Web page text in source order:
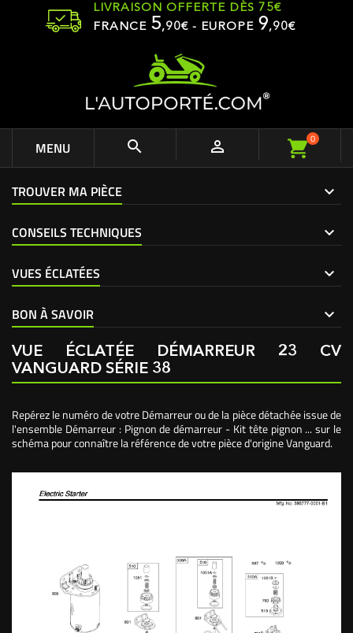
LIVRAISON OFFERTE DÈS 75€
FRANCE 5,90€ - EUROPE 9,90€
MENU   0
TROUVER MA PIÈCE
CONSEILS TECHNIQUES
VUES ÉCLATÉES
BON À SAVOIR
VUE ÉCLATÉE DÉMARREUR 23 CV
VANGUARD SÉRIE 38
Repérez le numéro de votre Démarreur ou de la pièce détachée issue de
l'ensemble Démarreur : Pignon de démarreur - Kit tête pignon ... sur le
schéma pour connaître la référence de votre pièce d'origine Vanguard.